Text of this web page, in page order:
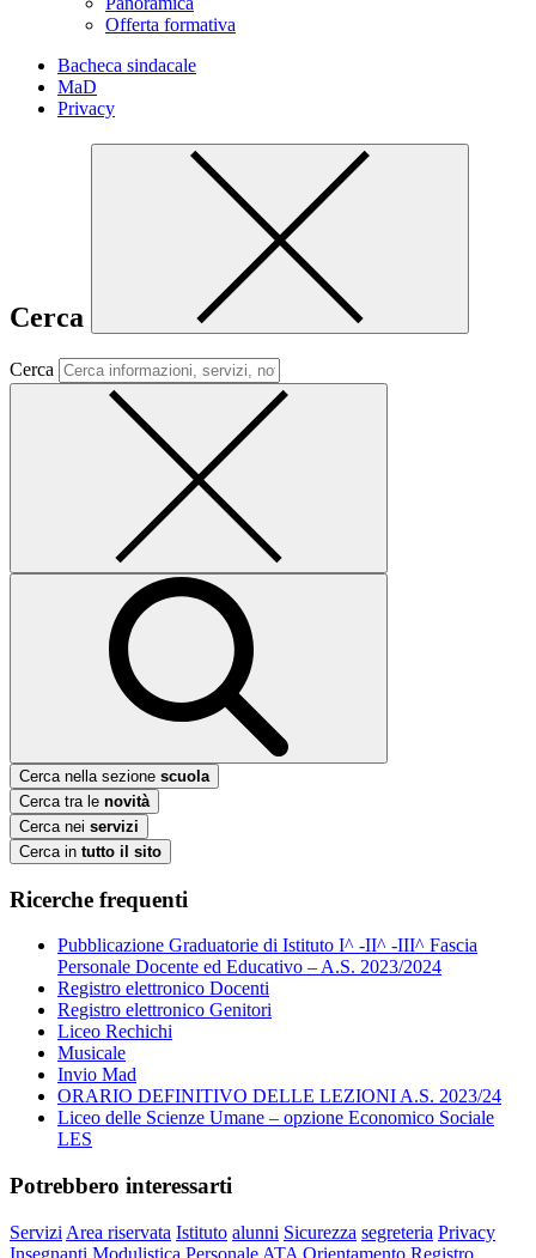
Offerta formativa
Bacheca sindacale
MaD
Privacy
Cerca
Cerca
Cerca nella sezione scuola
Cerca tra le novità
Cerca nei servizi
Cerca in tutto il sito
Ricerche frequenti
Pubblicazione Graduatorie di Istituto I^ -II^ -III^ Fascia
Personale Docente ed Educativo – A.S. 2023/2024
Registro elettronico Docenti
Registro elettronico Genitori
Liceo Rechichi
Musicale
Invio Mad
ORARIO DEFINITIVO DELLE LEZIONI A.S. 2023/24
Liceo delle Scienze Umane – opzione Economico Sociale
LES
Potrebbero interessarti
Servizi Area riservata Istituto alunni Sicurezza segreteria Privacy
Insegnanti Modulistica Personale ATA Orientamento Registro